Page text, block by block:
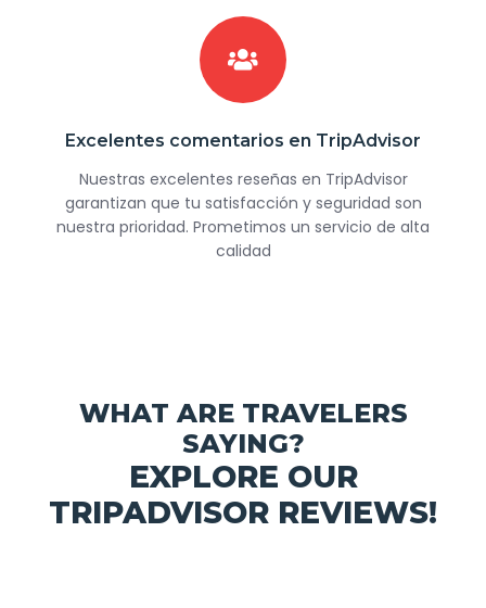
Excelentes comentarios en TripAdvisor
Nuestras excelentes reseñas en TripAdvisor
garantizan que tu satisfacción y seguridad son
nuestra prioridad. Prometimos un servicio de alta
calidad
WHAT ARE TRAVELERS
SAYING?
EXPLORE OUR
TRIPADVISOR REVIEWS!